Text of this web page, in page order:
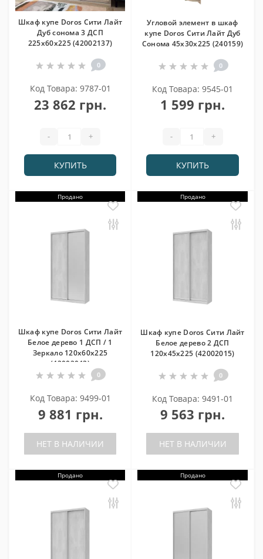
Шкаф купе Doros Сити Лайт
Дуб сонома 3 ДСП
225х60х225 (42002137)
0
Код Товара: 9787-01
23 862 грн.
- +
КУПИТЬ
Угловой элемент в шкаф
купе Doros Сити Лайт Дуб
Сонома 45х30х225 (240159)
0
Код Товара: 9545-01
1 599 грн.
- +
КУПИТЬ
Продано
Шкаф купе Doros Сити Лайт
Белое дерево 1 ДСП / 1
Зеркало 120х60х225
(42002042)
0
Код Товара: 9499-01
9 881 грн.
НЕТ В НАЛИЧИИ
Продано
Шкаф купе Doros Сити Лайт
Белое дерево 2 ДСП
120х45х225 (42002015)
0
Код Товара: 9491-01
9 563 грн.
НЕТ В НАЛИЧИИ
Продано Продано